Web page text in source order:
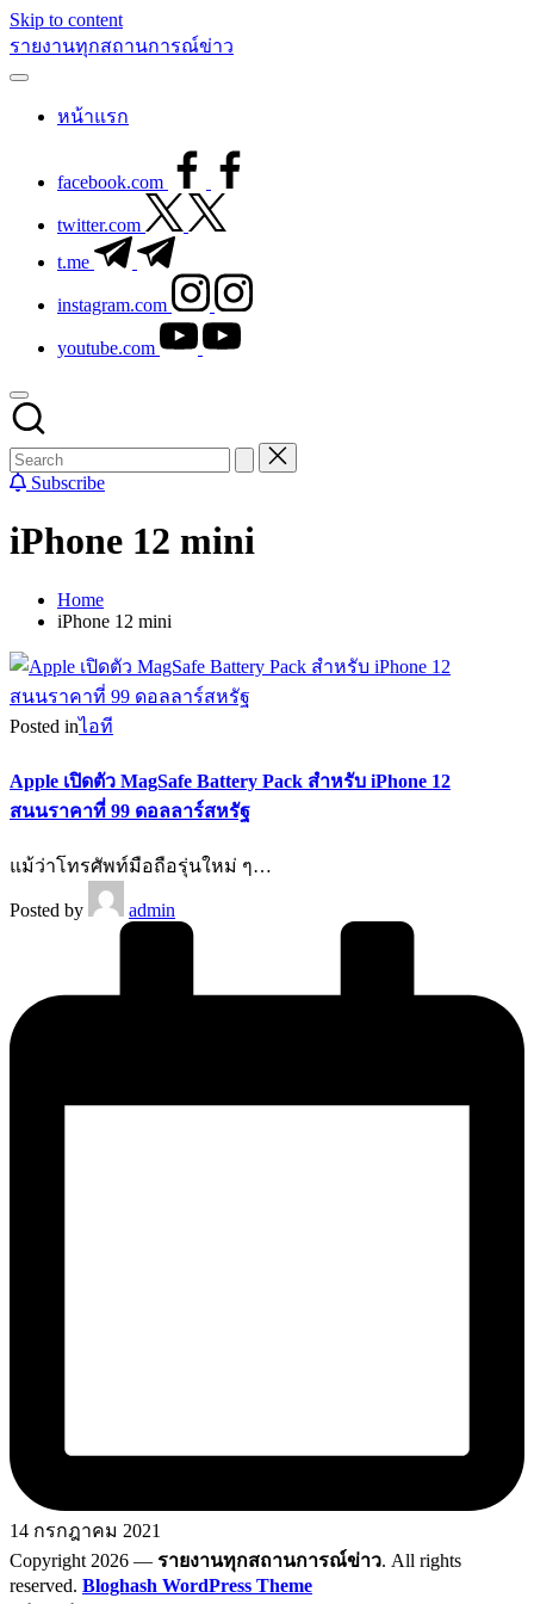
Skip to content
รายงานทุกสถานการณ์ข่าว
หน้าแรก
facebook.com
twitter.com
t.me
instagram.com
youtube.com
Subscribe
iPhone 12 mini
Home
iPhone 12 mini
Posted inไอที
Apple เปิดตัว MagSafe Battery Pack สำหรับ iPhone 12
สนนราคาที่ 99 ดอลลาร์สหรัฐ
แม้ว่าโทรศัพท์มือถือรุ่นใหม่ ๆ…
Posted by admin
14 กรกฎาคม 2021
Copyright 2026 — รายงานทุกสถานการณ์ข่าว. All rights
reserved. Bloghash WordPress Theme